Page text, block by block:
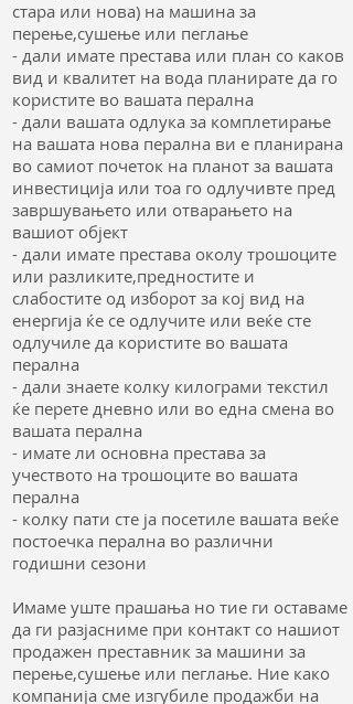
стара или нова) на машина за
перење,сушење или пеглање
- дали имате престава или план со каков
вид и квалитет на вода планирате да го
користите во вашата перална
- дали вашата одлука за комплетирање
на вашата нова перална ви е планирана
во самиот почеток на планот за вашата
инвестиција или тоа го одлучивте пред
завршувањето или отварањето на
вашиот објект
- дали имате престава околу трошоците
или разликите,предностите и
слабостите од изборот за кој вид на
енергија ќе се одлучите или веќе сте
одлучиле да користите во вашата
перална
- дали знаете колку килограми текстил
ќе перете дневно или во една смена во
вашата перална
- имате ли основна престава за
учеството на трошоците во вашата
перална
- колку пати сте ја посетиле вашата веќе
постоечка перална во различни
годишни сезони
Имаме уште прашања но тие ги оставаме
да ги разјасниме при контакт со нашиот
продажен преставник за машини за
перење,сушење или пеглање. Ние како
компанија сме изгубиле продажби на